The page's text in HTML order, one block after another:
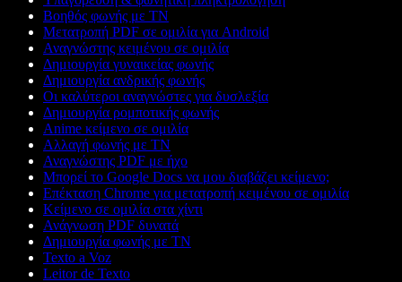
Βοηθός φωνής με ΤΝ
Μετατροπή PDF σε ομιλία για Android
Αναγνώστης κειμένου σε ομιλία
Δημιουργία γυναικείας φωνής
Δημιουργία ανδρικής φωνής
Οι καλύτεροι αναγνώστες για δυσλεξία
Δημιουργία ρομποτικής φωνής
Anime κείμενο σε ομιλία
Αλλαγή φωνής με ΤΝ
Αναγνώστης PDF με ήχο
Μπορεί το Google Docs να μου διαβάζει κείμενο;
Επέκταση Chrome για μετατροπή κειμένου σε ομιλία
Κείμενο σε ομιλία στα χίντι
Ανάγνωση PDF δυνατά
Δημιουργία φωνής με ΤΝ
Texto a Voz
Leitor de Texto